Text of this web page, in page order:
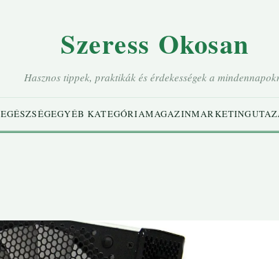
Szeress Okosan
Hasznos tippek, praktikák és érdekességek a
EGÉSZSÉGEGYÉB KATEGÓRIAMAGAZINMARKETING